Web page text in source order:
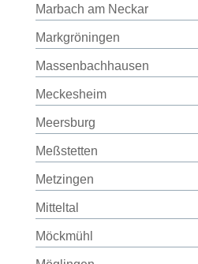
Marbach am Neckar
Markgröningen
Massenbachhausen
Meckesheim
Meersburg
Meßstetten
Metzingen
Mitteltal
Möckmühl